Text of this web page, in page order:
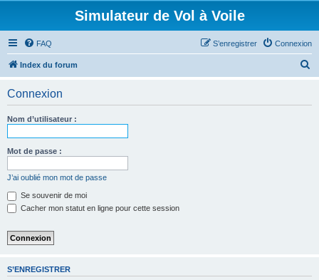
Simulateur de Vol à Voile
FAQ Connexion
S’enregistrer
Index du forum
Connexion
Nom d’utilisateur :
Mot de passe :
J’ai oublié mon mot de passe
Se souvenir de moi
Cacher mon statut en ligne pour cette session
S’ENREGISTRER